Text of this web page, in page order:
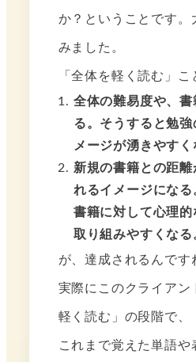
か？ということです。
みました。
「全体を軽く読む」こ
全体の難易度や、
る。そうすると勉
メージが湧きやすく
新規の書籍との距
れるイメージにな
書籍に対して心理的
取り組みやすくなる
が、達成されるんです
実際にこのクライアン
軽く読む」の段階で、
これまで覚えた単語や